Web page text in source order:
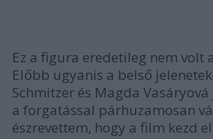
Ez a figura eredetileg nem volt
Előbb ugyanis a belső
Schmitzer és Magda
a forgatással párhuzamosan
észrevettem, hogy a film kezd